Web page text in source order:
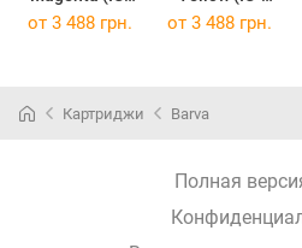
T05A3) IC-
T05A4) IC-
от 3 488 грн. от 3 488 грн.
Картриджи Barva
Полная